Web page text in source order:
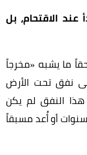
الاقتحام، بل
ما يشبه «مخرجاً
نفق تحت الأرض
النفق لم يكن
أو أُعد مسبقاً